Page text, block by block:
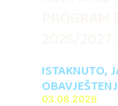
ISTAKNUTO,
03.08.2026